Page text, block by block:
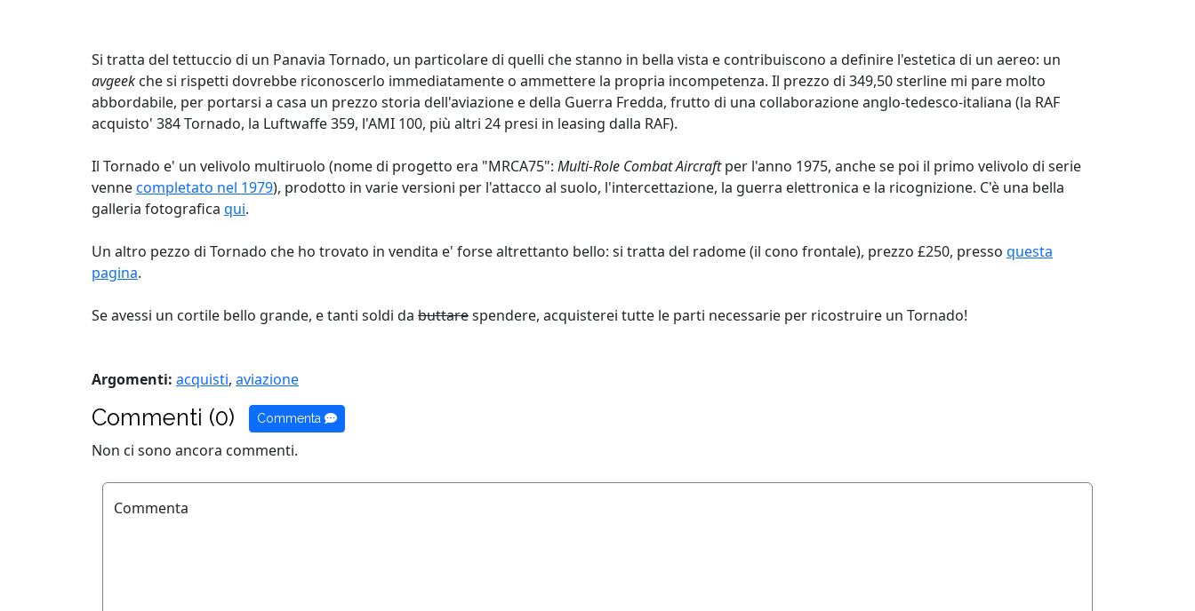
Si tratta del tettuccio di un Panavia Tornado, un particolare di quelli che stanno in bella vista e contribuiscono a definire l'estetica di un aereo: un
avgeek che si rispetti dovrebbe riconoscerlo immediatamente o ammettere la propria incompetenza. Il prezzo di 349,50 sterline mi pare molto
abbordabile, per portarsi a casa un prezzo storia dell'aviazione e della Guerra Fredda, frutto di una collaborazione anglo-tedesco-italiana (la RAF
acquisto' 384 Tornado, la Luftwaffe 359, l'AMI 100, più altri 24 presi in leasing dalla RAF).
Il Tornado e' un velivolo multiruolo (nome di progetto era "MRCA75": Multi-Role Combat Aircraftper l'anno 1975, anche se poi il primo velivolo di serie
vennecompletato nel 1979), prodotto in varie versioni per l'attacco al suolo, l'intercettazione, la guerra elettronica e la ricognizione. C'è una bella
galleria fotografica qui.
Un altro pezzo di Tornado che ho trovato in vendita e' forse altrettanto bello: si tratta del radome (il cono frontale), prezzo £250, presso questa
pagina.
Se avessi un cortile bello grande, e tanti soldi da buttarespendere, acquisterei tutte le parti necessarie per ricostruire un Tornado!
Argomenti: acquisti, aviazione
Commenti (0) Commenta
Non ci sono ancora commenti.
Commenta